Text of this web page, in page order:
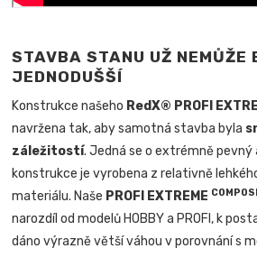
STAVBA STANU UŽ NEMŮŽE
JEDNODUŠŠÍ
Konstrukce našeho RedX® PROFI
navržena tak, aby samotná stavba byla
záležitostí. Jedná se o extrémně pevný
konstrukce je vyrobena z relativně
materiálu. Naše PROFI EXTREME
narozdíl od modelů HOBBY a PROFI, k
dáno výrazně větší váhou v porovnání s